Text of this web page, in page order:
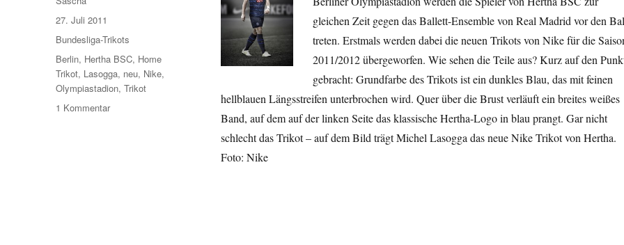
gleichen Zeit gegen das Ballett-Ensemble von Real Madrid vor den
treten. Erstmals werden dabei die neuen Trikots von Nike für die
2011/2012 übergeworfen. Wie sehen die Teile aus? Kurz auf den
gebracht: Grundfarbe des Trikots ist ein dunkles Blau, das mit feinen
hellblauen Längsstreifen unterbrochen wird. Quer über die Brust verläuft ein breites weißes
Band, auf dem auf der linken Seite das klassische Hertha-Logo in blau prangt. Gar nicht
schlecht das Trikot – auf dem Bild trägt Michel Lasogga das neue Nike Trikot von Hertha.
Foto: Nike
Veröffentlicht
am
27. Juli 2011
Kategorien
Bundesliga-Trikots
Schlagwörter
Berlin, Hertha BSC, Home
Trikot, Lasogga, neu, Nike,
Olympiastadion,Trikot
1 Kommentarzu